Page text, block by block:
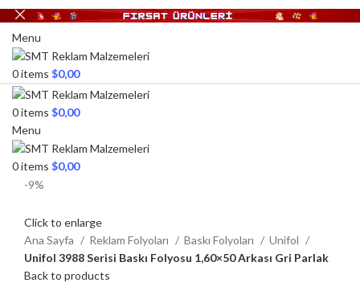
Menu
0items $0,00
0items $0,00
Menu
0items $0,00
-9%
Click to enlarge
Ana Sayfa
Reklam Folyoları Baskı Folyoları
Unifol
Unifol 3988 Serisi Baskı Folyosu 1,60×50 Arkası Gri Parlak
Back to products